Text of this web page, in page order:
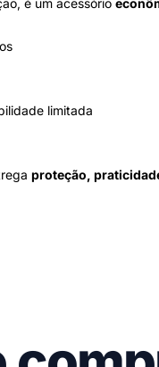
é um acessório
limitada
proteção,